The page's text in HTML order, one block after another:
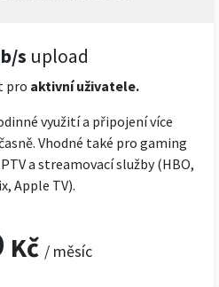
s upload
pro aktivní uživatele.
využití a připojení více
Vhodné také pro gaming
a streamovací služby (HBO,
Apple TV).
Kč / měsíc